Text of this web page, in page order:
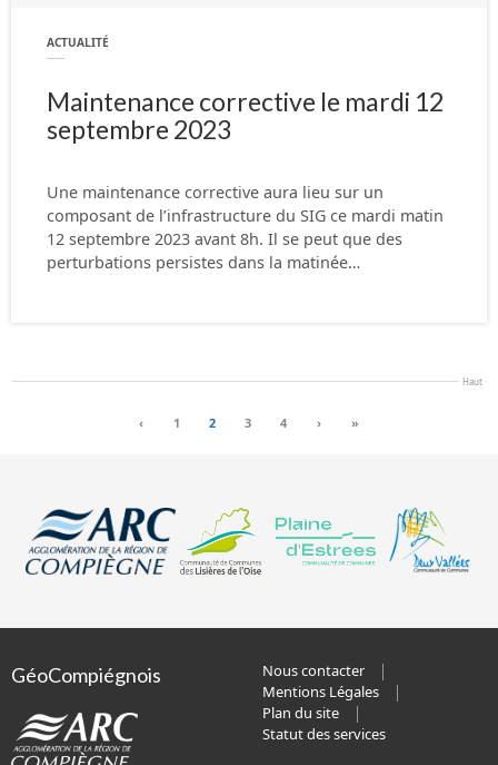
ACTUALITÉ
Maintenance corrective le mardi 12
septembre 2023
Une maintenance corrective aura lieu sur un
composant de l’infrastructure du SIG ce mardi matin
12 septembre 2023 avant 8h. Il se peut que des
perturbations persistes dans la matinée…
Haut
‹ 1 2 3 4 › »
GéoCompiégnois
Nous contacter
Mentions Légales
Plan du site
Statut des services